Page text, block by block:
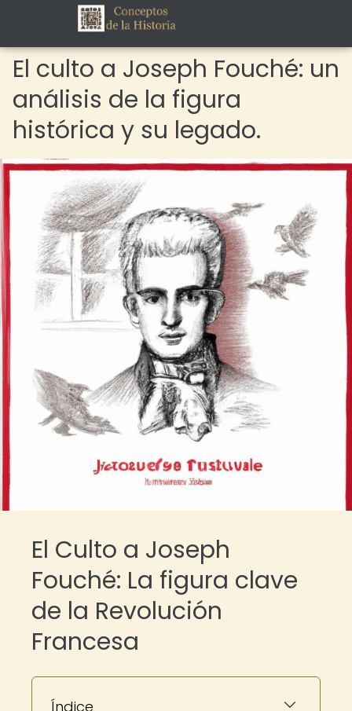
El culto a Joseph Fouché: un
análisis de la figura
histórica y su legado.
El Culto a Joseph
Fouché: La figura clave
de la Revolución
Francesa
Índice